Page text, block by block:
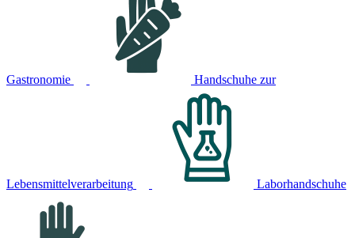
Gastronomie Handschuhe zur
Lebensmittelverarbeitung Laborhandschuhe